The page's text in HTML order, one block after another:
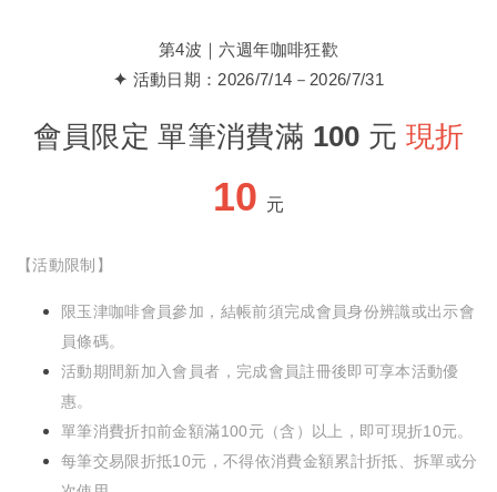
第4波｜六週年咖啡狂歡
✦ 活動日期：2026/7/14－2026/7/31
會員限定 單筆消費滿 100 元 現折
10 元
【活動限制】
限玉津咖啡會員參加，結帳前須完成會員身份辨識或出示會
員條碼。
活動期間新加入會員者，完成會員註冊後即可享本活動優
惠。
單筆消費折扣前金額滿100元（含）以上，即可現折10元。
每筆交易限折抵10元，不得依消費金額累計折抵、拆單或分